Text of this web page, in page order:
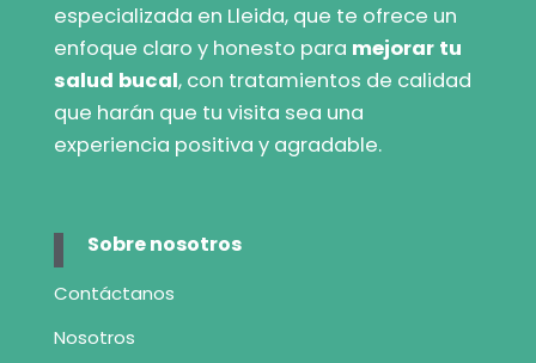
especializada en Lleida, que te ofrece un
enfoque claro y honesto para mejorar tu
salud bucal, con tratamientos de calidad
que harán que tu visita sea una
experiencia positiva y agradable.
Sobre nosotros
Contáctanos
Nosotros